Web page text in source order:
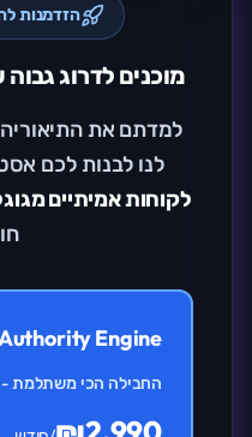
הזדמנות
מוכנים לדרוג
למדתם את התיאוריה
לנו לבנות לכם
לקוחות אמיתיים
Engine
החבילה הכי משתלמת - מקום 1-3 תוך